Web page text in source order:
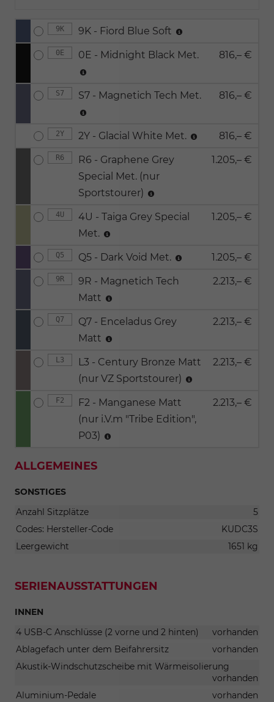
9K 9K - Fiord Blue Soft
0E 0E - Midnight Black Met. 816,– €
S7 S7 - Magnetich Tech Met. 816,– €
2Y 2Y - Glacial White Met. 816,– €
R6
R6 - Graphene Grey
Special Met. (nur
Sportstourer)
1.205,– €
4U
4U - Taiga Grey Special
Met.
1.205,– €
Q5 Q5 - Dark Void Met. 1.205,– €
9R
9R - Magnetich Tech
Matt
2.213,– €
Q7
Q7 - Enceladus Grey
Matt
2.213,– €
L3
L3 - Century Bronze Matt
(nur VZ Sportstourer)
2.213,– €
F2
F2 - Manganese Matt
(nur i.V.m "Tribe Edition",
P03)
2.213,– €
ALLGEMEINES
SONSTIGES
Anzahl Sitzplätze
5
Codes: Hersteller-Code
KUDC3S
Leergewicht
1651 kg
SERIENAUSSTATTUNGEN
INNEN
4 USB-C Anschlüsse (2 vorne und 2 hinten)
vorhanden
Ablagefach unter dem Beifahrersitz
vorhanden
Akustik-Windschutzscheibe mit Wärmeisolierung
vorhanden
Aluminium-Pedale
vorhanden